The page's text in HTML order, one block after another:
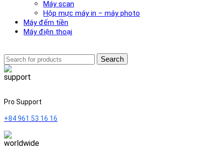
Máy scan
Hộp mực máy in – máy photo
Máy đếm tiền
Máy điện thoại
Search
Pro Support
+84 961 53 16 16